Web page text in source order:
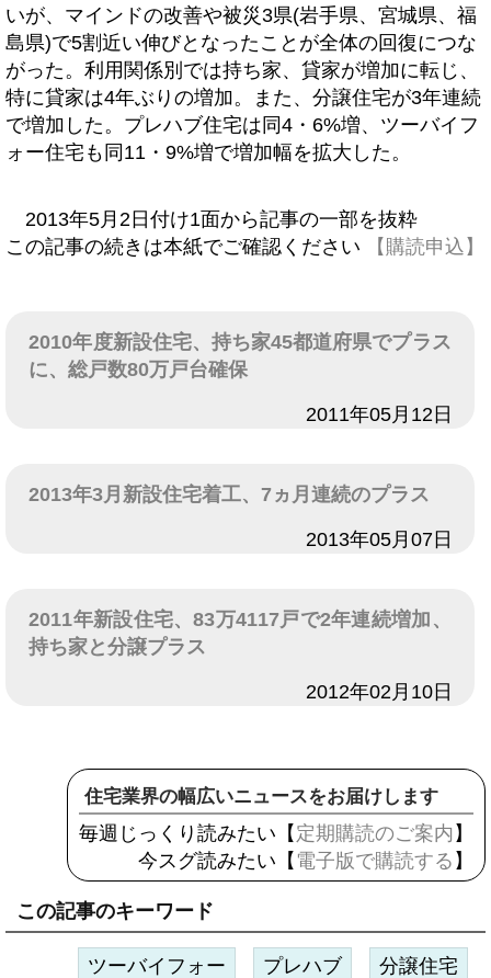
いが、マインドの改善や被災3県(岩手県、宮城県、福
島県)で5割近い伸びとなったことが全体の回復につな
がった。利用関係別では持ち家、貸家が増加に転じ、
特に貸家は4年ぶりの増加。また、分譲住宅が3年連続
で増加した。プレハブ住宅は同4・6%増、ツーバイフ
ォー住宅も同11・9%増で増加幅を拡大した。
2013年5月2日付け1面から記事の一部を抜粋
この記事の続きは本紙でご確認ください
【購読申込】
2010年度新設住宅、持ち家45都道府県でプラス
に、総戸数80万戸台確保
2011年05月12日
2013年3月新設住宅着工、7ヵ月連続のプラス
2013年05月07日
2011年新設住宅、83万4117戸で2年連続増加、
持ち家と分譲プラス
2012年02月10日
住宅業界の幅広いニュースをお届けします
毎週じっくり読みたい【 定期購読のご案内 】
今スグ読みたい【 電子版で購読する 】
この記事のキーワード
ツーバイフォー プレハブ 分譲住宅